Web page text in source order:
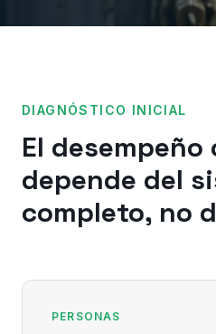
DIAGNÓSTICO INICIAL
El
depende del
completo, no
PERSONAS